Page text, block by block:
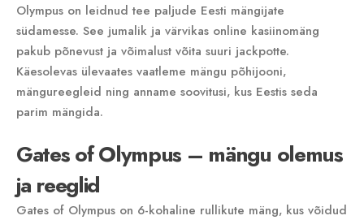
Olympus on leidnud tee paljude Eesti mängijate
südamesse. See jumalik ja värvikas online kasiinomäng
pakub põnevust ja võimalust võita suuri jackpotte.
Käesolevas ülevaates vaatleme mängu põhijooni‚
mängureegleid ning anname soovitusi‚ kus Eestis seda
parim mängida.
Gates of Olympus – mängu olemus
ja reeglid
Gates of Olympus on 6-kohaline rullikute mäng‚ kus võidud